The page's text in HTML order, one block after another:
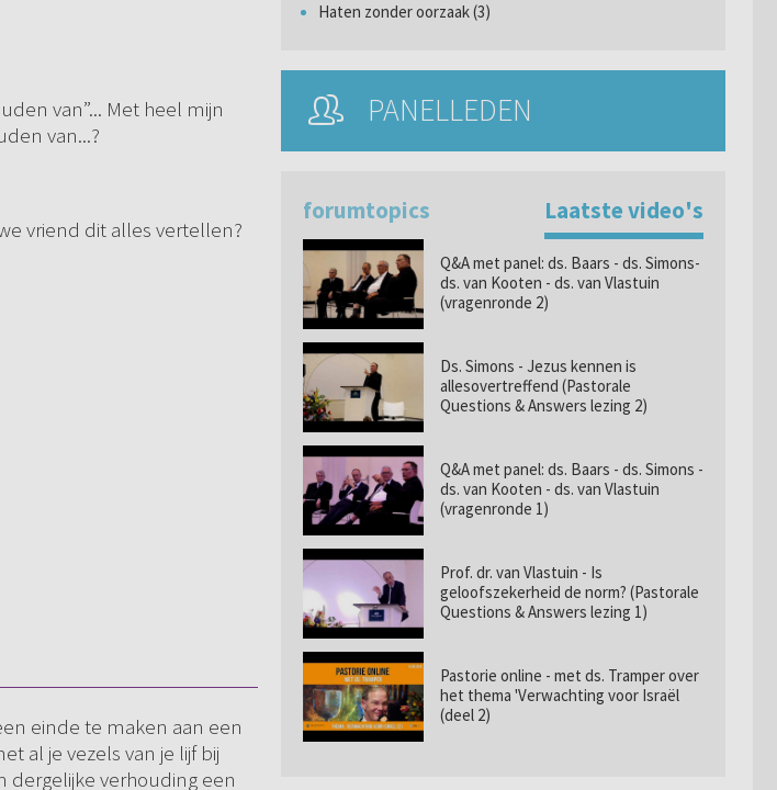
van”... Met heel mijn
van...?
vriend dit alles vertellen?
einde te maken aan een
al je vezels van je lijf bij
dergelijke verhouding een
Haten zonder oorzaak (3)
PANELLEDEN
forumtopics Laatste video's
Q&A met panel: ds. Baars - ds. Simons-
ds. van Kooten - ds. van Vlastuin
(vragenronde 2)
Ds. Simons - Jezus kennen is
allesovertreffend (Pastorale
Questions & Answers lezing 2)
Q&A met panel: ds. Baars - ds. Simons -
ds. van Kooten - ds. van Vlastuin
(vragenronde 1)
Prof. dr. van Vlastuin - Is
geloofszekerheid de norm? (Pastorale
Questions & Answers lezing 1)
Pastorie online - met ds. Tramper over
het thema 'Verwachting voor Israël
(deel 2)